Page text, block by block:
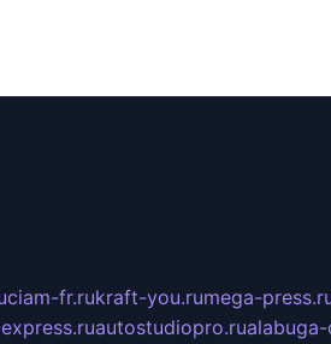
ciam-fr.rukraft-you.rumega-
autostudiopro.ru